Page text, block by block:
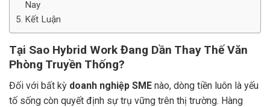
Nay
Kết Luận
Tại Sao Hybrid Work Đang Dần Thay Thế Văn
Phòng Truyền Thống?
Đối với bất kỳ doanh nghiệp SME nào, dòng tiền luôn là yếu
tố sống còn quyết định sự trụ vững trên thị trường. Hàng